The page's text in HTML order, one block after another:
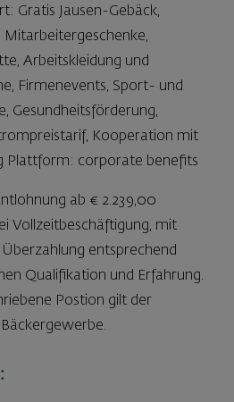
Gratis Jausen-Gebäck,
Mitarbeitergeschenke,
Arbeitskleidung und
Firmenevents, Sport- und
Gesundheitsförderung,
Kooperation mit
Plattform: corporate benefits
ab € 2.239,00
Vollzeitbeschäftigung, mit
entsprechend
Qualifikation und Erfahrung.
Postion gilt der